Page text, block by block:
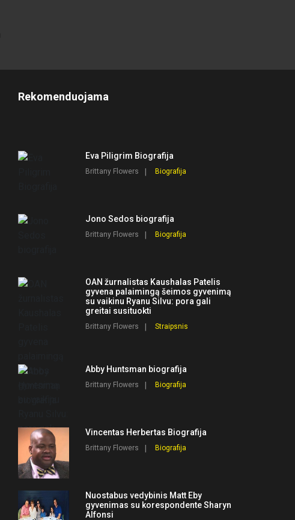
Rekomenduojama
Eva Piligrim Biografija
Brittany Flowers Biografija
Jono Sedos biografija
Brittany Flowers Biografija
OAN žurnalistas Kaushalas Patelis
gyvena palaimingą šeimos gyvenimą
su vaikinu Ryanu Silvu: pora gali
greitai susituokti
Brittany Flowers Straipsnis
Abby Huntsman biografija
Brittany Flowers Biografija
Vincentas Herbertas Biografija
Brittany Flowers Biografija
Nuostabus vedybinis Matt Eby
gyvenimas su korespondente Sharyn
Alfonsi